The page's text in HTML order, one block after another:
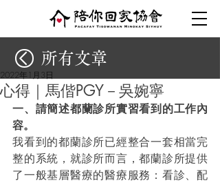
心得｜馬偕PGY－吳婉寧
2022年1月3日
一、請簡述都蘭診所實習看到的工作內
容。
我看到的都蘭診所已經整合一套相當完
整的系統，就診所而言，都蘭診所提供
了一般基層醫療的醫療服務：看診、配
所有文章